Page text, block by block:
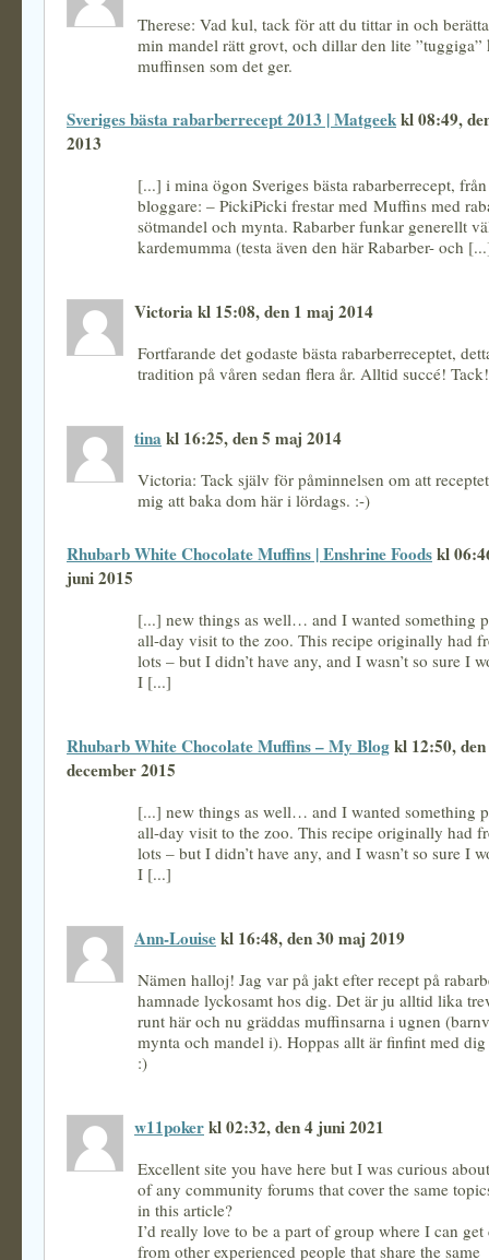
Therese: Vad kul, tack för att du tittar in och
min mandel rätt grovt, och dillar den lite ”tuggiga”
muffinsen som det ger.
Sveriges bästa rabarberrecept 2013 | Matgeekkl 08:49,
2013
[...] i mina ögon Sveriges bästa rabarberrecept,
bloggare: – PickiPicki frestar med Muffins med
sötmandel och mynta. Rabarber funkar generellt
kardemumma (testa även den här Rabarber- och
Victoria kl 15:08, den 1 maj 2014
Fortfarande det godaste bästa rabarberreceptet,
tradition på våren sedan flera år. Alltid succé! Tack!
tina kl 16:25, den 5 maj 2014
Victoria: Tack själv för påminnelsen om att
mig att baka dom här i lördags. :-)
Rhubarb White Chocolate Muffins | Enshrine Foodskl
juni 2015
[...] new things as well… and I wanted something
all-day visit to the zoo. This recipe originally had
lots – but I didn’t have any, and I wasn’t so sure I
I [...]
Rhubarb White Chocolate Muffins – My Blogkl 12:50,
december 2015
[...] new things as well… and I wanted something
all-day visit to the zoo. This recipe originally had
lots – but I didn’t have any, and I wasn’t so sure I
I [...]
Ann-Louisekl 16:48, den 30 maj 2019
Nämen halloj! Jag var på jakt efter recept på
hamnade lyckosamt hos dig. Det är ju alltid lika
runt här och nu gräddas muffinsarna i ugnen
mynta och mandel i). Hoppas allt är finfint med
:)
w11pokerkl 02:32, den 4 juni 2021
Excellent site you have here but I was curious
of any community forums that cover the same
in this article?
I’d really love to be a part of group where I can get
from other experienced people that share the same